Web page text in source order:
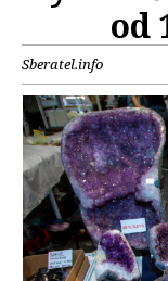
od
Sberatel.info